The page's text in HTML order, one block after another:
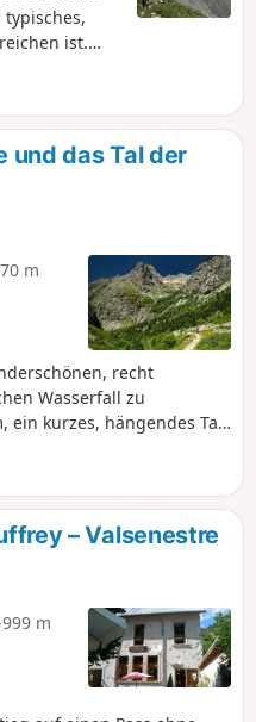
ist.
dieses
Tal, bevor
erreicht.
1000 m
sind noch
des Lauvets
und das Tal der
m
recht
Wasserfall zu
ein kurzes, hängendes Tal
– Valsenestre
m